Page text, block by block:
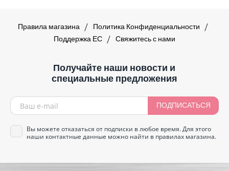
Правила магазина
Политика Конфиденциальности
Поддержка ЕС
Свяжитесь с нами
Получайте наши новости и
специальные предложения
ПОДПИСАТЬСЯ
Вы можете отказаться от подписки в любое время. Для этого
наши контактные данные можно найти в правилах магазина.